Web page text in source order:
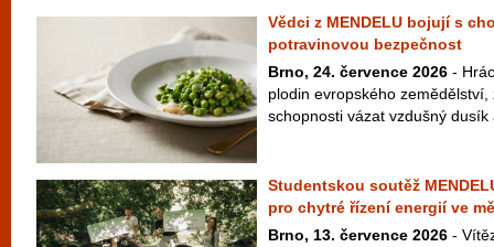
Vědci z MENDELU bojují s
potravinovou bezpečnost
Brno, 24. července 2026 -
plodin evropského
schopnosti vázat vzdušný
Studentskou soutěž
pro chytré řízení energií ve
Brno, 13. července 2026 -